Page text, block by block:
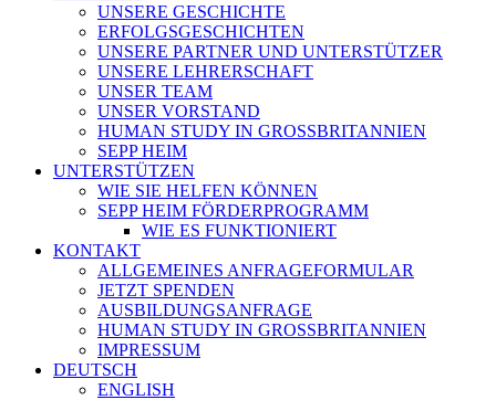
UNSERE GESCHICHTE
ERFOLGSGESCHICHTEN
UNSERE PARTNER UND UNTERSTÜTZER
UNSERE LEHRERSCHAFT
UNSER TEAM
UNSER VORSTAND
HUMAN STUDY IN GROSSBRITANNIEN
SEPP HEIM
UNTERSTÜTZEN
WIE SIE HELFEN KÖNNEN
SEPP HEIM FÖRDERPROGRAMM
WIE ES FUNKTIONIERT
KONTAKT
ALLGEMEINES ANFRAGEFORMULAR
JETZT SPENDEN
AUSBILDUNGSANFRAGE
HUMAN STUDY IN GROSSBRITANNIEN
IMPRESSUM
DEUTSCH
ENGLISH